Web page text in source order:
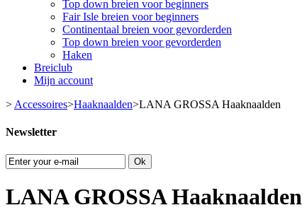
Top down breien voor beginners
Fair Isle breien voor beginners
Continentaal breien voor gevorderden
Top down breien voor gevorderden
Haken
Breiclub
Mijn account
> Accessoires>Haaknaalden>LANA GROSSA Haaknaalden
Newsletter
Ok
LANA GROSSA Haaknaalden